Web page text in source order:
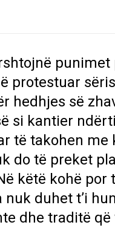
protestuar
hedhjes së
si kantier
të takohen me
do të preket
këtë kohë
duhet t’i
dhe traditë